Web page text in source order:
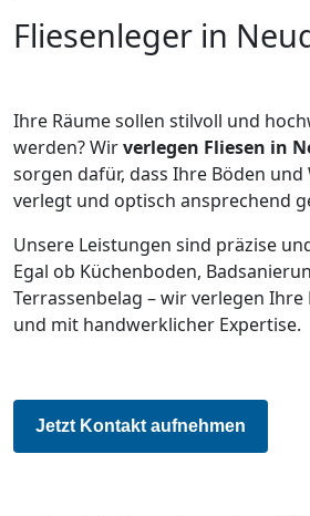
Fliesenleger in
Ihre Räume sollen stilvoll und
werden? Wirverlegen Fliesen in
sorgen dafür, dass Ihre Böden
verlegt und optisch ansprechend
Unsere Leistungen sind präzise
Egal ob Küchenboden,
Terrassenbelag – wir verlegen Ihre
und mit handwerklicher Expertise.
Jetzt Kontakt aufnehmen